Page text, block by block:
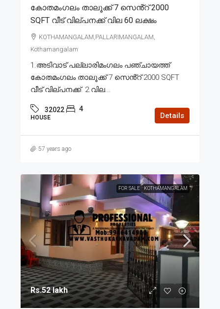
കോതമംഗലം താലൂക്ക് 7 സെൻ്റ് 2000
SQFT വീട് വില്പനക്ക് വില 60 ലക്ഷം
KOTHAMANGALAM,PALLARIMANGALAM,
Kothamangalam
1.അടിവാട് പല്ലാരിമംഗലം പഞ്ചായത്ത്
കോതമംഗലം താലൂക്ക് 7 സെൻ്റ് 2000 SQFT
വീട് വില്പനക്ക്. 2.വില...
32022 4
HOUSE Details
57 years ago
FOR SALE KOTHAMANGALAM
Rs.52 lakh